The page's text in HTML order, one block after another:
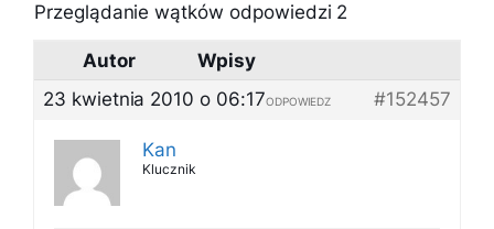
Przeglądanie wątków odpowiedzi 2
Autor
Wpisy
23 kwietnia 2010 o 06:17
#152457
ODPOWIEDZ
Kan
Klucznik